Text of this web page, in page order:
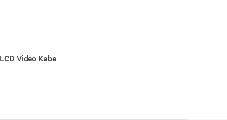
LCD Video Kabel